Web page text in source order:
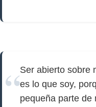
Ser abierto sobre
es lo que soy,
pequeña parte de